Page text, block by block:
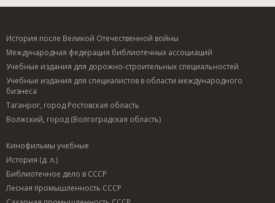
История после Великой Отечественной войны
Международная федерация библиотечных ассоциаций
Учебные издания для дорожно-строительных специальностей
Учебные издания для специалистов в области международного
бизнеса
Таганрог, город Ростовская область
Волжский, город (Волгоградская область)
Кинофильмы учебные
История (д. л.)
Библиотечное дело в СССР
Лесная промышленность СССР